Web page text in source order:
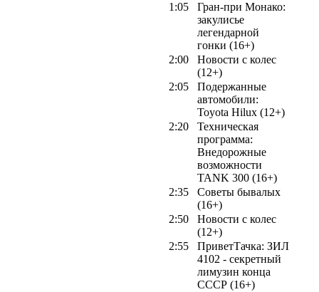
1:05
Гран-при Монако:
закулисье
легендарной
гонки (16+)
2:00
Новости с колес
(12+)
2:05
Подержанные
автомобили:
Toyota Hilux (12+)
2:20
Техническая
программа:
Внедорожные
возможности
TANK 300 (16+)
2:35
Советы бывалых
(16+)
2:50
Новости с колес
(12+)
2:55
ПриветТачка: ЗИЛ
4102 - секретный
лимузин конца
СССР (16+)